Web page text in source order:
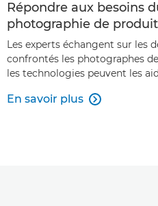
Répondre aux besoins
photographie de
Les experts échangent sur les
confrontés les photographes
les technologies peuvent les
En savoir plus 